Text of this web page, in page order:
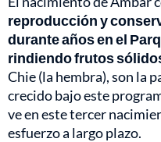
reproducción y
durante años en el
rindiendo frutos
Chie (la hembra), son la
crecido bajo este
ve en este tercer
esfuerzo a largo plazo.